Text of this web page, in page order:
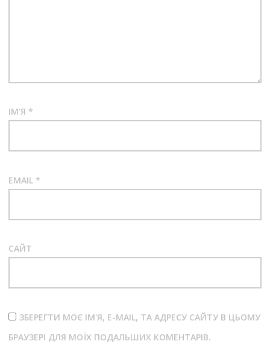
ІМ'Я *
EMAIL *
САЙТ
ЗБЕРЕГТИ МОЄ ІМ'Я, E-MAIL, ТА АДРЕСУ САЙТУ В ЦЬОМУ
БРАУЗЕРІ ДЛЯ МОЇХ ПОДАЛЬШИХ КОМЕНТАРІВ.